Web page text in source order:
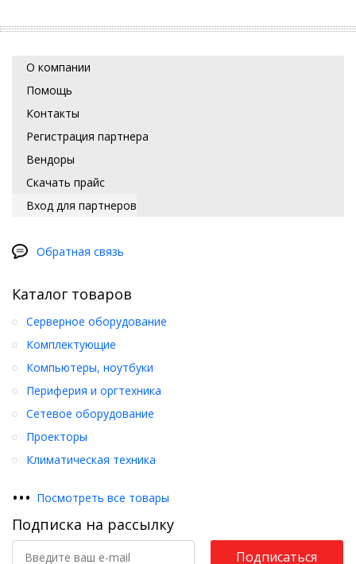
О компании
Помощь
Контакты
Регистрация партнера
Вендоры
Скачать прайс
Вход для партнеров
Обратная связь
Каталог товаров
Серверное оборудование
Комплектующие
Компьютеры, ноутбуки
Периферия и оргтехника
Сетевое оборудование
Проекторы
Климатическая техника
••• Посмотреть все товары
Подписка на рассылку
Подписаться